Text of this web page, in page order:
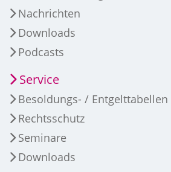
Nachrichten
Downloads
Podcasts
Service
Besoldungs- / Entgelttabellen
Rechtsschutz
Seminare
Downloads